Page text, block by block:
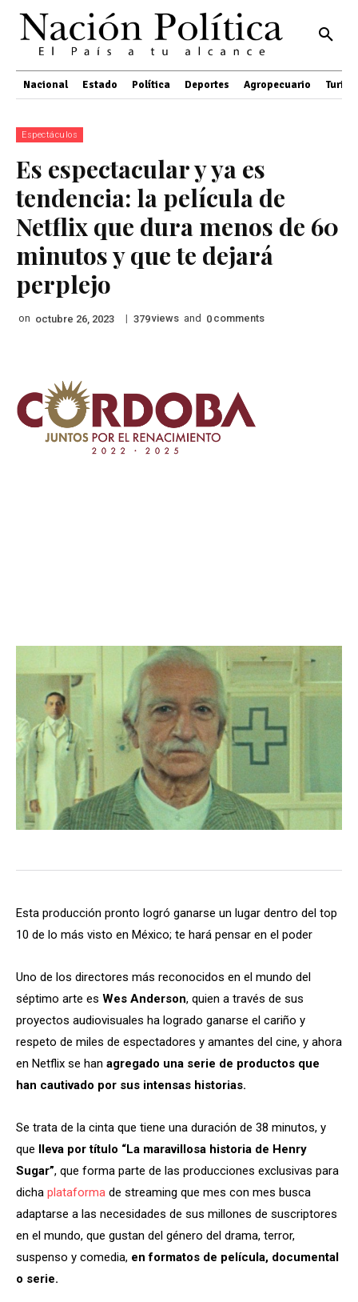
Nacional Estado Política Deportes Agropecuario
Espectáculos
Es espectacular y ya es
tendencia: la película de
Netflix que dura menos de 60
minutos y que te dejará
perplejo
on octubre 26, 2023 | 379views and 0 comments
Esta producción pronto logró ganarse un lugar dentro del top
10 de lo más visto en México; te hará pensar en el poder
Uno de los directores más reconocidos en el mundo del
séptimo arte es Wes Anderson, quien a través de sus
proyectos audiovisuales ha logrado ganarse el cariño y
respeto de miles de espectadores y amantes del cine, y ahora
en Netflix se han agregado una serie de productos que
han cautivado por sus intensas historias.
Se trata de la cinta que tiene una duración de 38 minutos, y
que lleva por título “La maravillosa historia de Henry
Sugar”, que forma parte de las producciones exclusivas para
dicha plataforma de streaming que mes con mes busca
adaptarse a las necesidades de sus millones de suscriptores
en el mundo, que gustan del género del drama, terror,
suspenso y comedia, en formatos de película, documental
o serie.